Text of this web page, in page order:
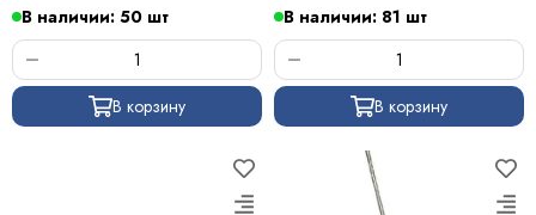
В наличии: 50 шт
В корзину
В наличии: 81 шт
В корзину